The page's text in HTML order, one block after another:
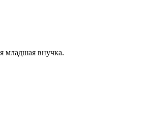
младшая внучка.